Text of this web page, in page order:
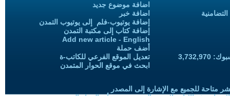
اضافة موضوع جديد
اضافة خبر
إضافة يوتيوب-فلم إلى يوتيوب التمدن
إضافة كتاب إلى مكتبة التمدن
Add new article - English
أضف حملة
تعديل الموقع الفرعي للكاتب-ة
ابحث في موقع الحوار المتمدن
متاحة للجميع مع الإشارة إلى المصدر